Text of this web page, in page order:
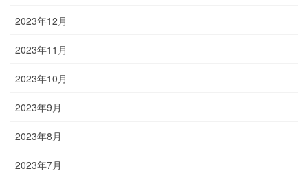
2023年12月
2023年11月
2023年10月
2023年9月
2023年8月
2023年7月